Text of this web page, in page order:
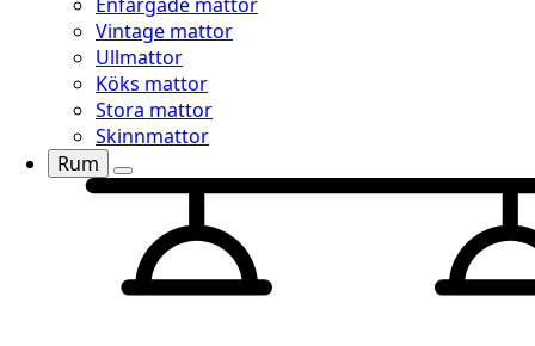
Vintage mattor
Ullmattor
Köks mattor
Stora mattor
Skinnmattor
Rum